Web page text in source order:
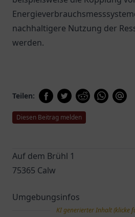
nachhaltigere Nutzung der
werden.
Teilen:
Diesen Beitrag melden
Auf dem Brühl 1
75365 Calw
Umgebungsinfos
KI generierter Inhalt (klicke